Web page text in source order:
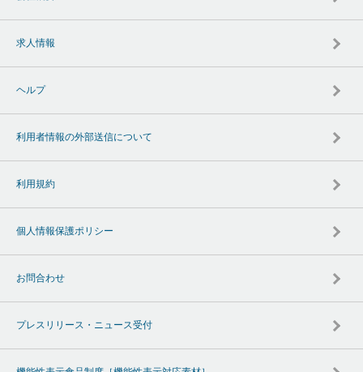
求人情報
ヘルプ
利用者情報の外部送信について
利用規約
個人情報保護ポリシー
お問合わせ
プレスリリース・ニュース受付